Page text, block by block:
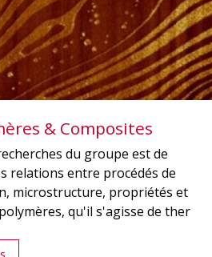
& Composites
du groupe est de
relations entre procédés de
microstructure, propriétés et
qu'il s'agisse de ther